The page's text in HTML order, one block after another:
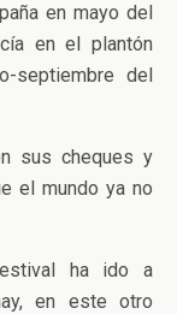
en mayo del
en el plantón
septiembre del
sus cheques y
el mundo ya no
ha ido a
en este otro